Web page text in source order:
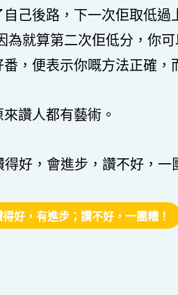
己後路，下一次佢取低
為就算第二次佢低分，你
，便表示你嘅方法正確，
讚人都有藝術。
好，會進步，讚不好，一
好，有進步；讚不好，一團糟！